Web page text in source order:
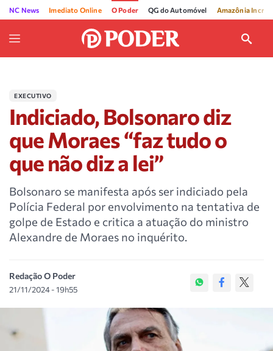
NC News Imediato Online O Poder QG do Automóvel Amazônia
EXECUTIVO
Indiciado, Bolsonaro diz
que Moraes “faz tudo o
que não diz a lei”
Bolsonaro se manifesta após ser indiciado pela
Polícia Federal por envolvimento na tentativa de
golpe de Estado e critica a atuação do ministro
Alexandre de Moraes no inquérito.
Redação O Poder
21/11/2024 - 19h55